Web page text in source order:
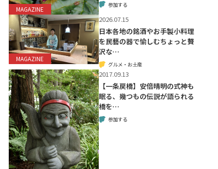
MAGAZINE
参加する
MAGAZINE
2026.07.15
日本各地の銘酒やお手製小料理
を民藝の器で愉しむちょっと贅
沢な…
グルメ・お土産
2017.09.13
【一条戻橋】安倍晴明の式神も
眠る、幾つもの伝説が語られる
橋を…
参加する